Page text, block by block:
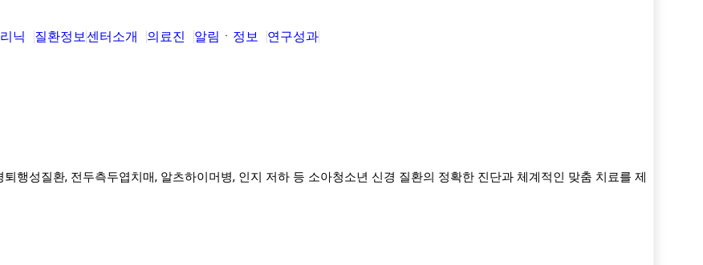
닉 질환정보센터소개 의료진 알림ㆍ정보 연구성과
행성질환, 전두측두엽치매, 알츠하이머병, 인지 저하 등 소아청소년 신경 질환의 정확한 진단과 체계적인 맞춤 치료를 제